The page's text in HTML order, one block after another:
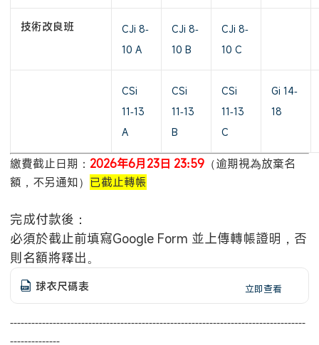
技術改良班
CJi 8-
10 A
CJi 8-
10 B
CJi 8-
10 C
CSi
11-13
A
CSi
11-13
B
CSi
11-13
C
Gi 14-
18
繳費截止日期： 2026年6月23日 23:59 （逾期視為放棄名
額，不另通知） 已截止轉帳
完成付款後：
必須於截止前填寫Google Form 並上傳轉帳證明，否
則名額將釋出。
球衣尺碼表 立即查看
-----------------------------------------------------------------------------------
--------------